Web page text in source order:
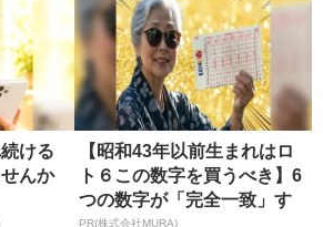
ける
んか
【昭和43年以前生まれはロ
ト６この数字を買うべき】6
つの数字が「完全一致」す
PR(株式会社MURA)